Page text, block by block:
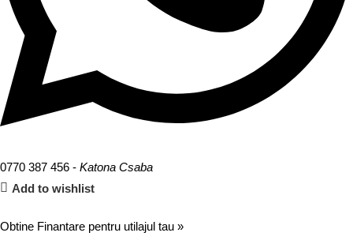
0770 387 456 - Katona Csaba
Add to wishlist
Obtine Finantare pentru utilajul tau »